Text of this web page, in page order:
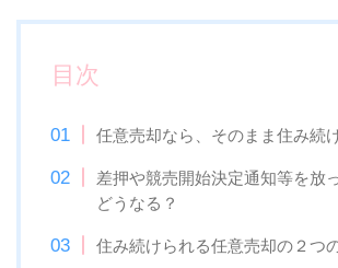
目次
任意売却なら、そのまま住み続
差押や競売開始決定通知等を放
どうなる？
住み続けられる任意売却の２つ